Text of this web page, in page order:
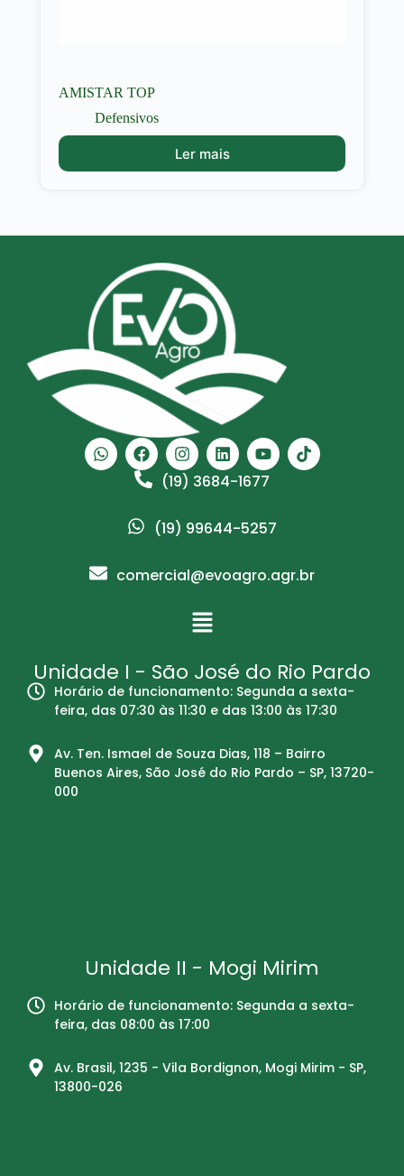
AMISTAR TOP
Defensivos
Ler mais
(19) 3684-1677
(19) 99644-5257
comercial@evoagro.agr.br
Unidade I - São José do Rio Pardo
Horário de funcionamento: Segunda a sexta-
feira, das 07:30 às 11:30 e das 13:00 às 17:30
Av. Ten. Ismael de Souza Dias, 118 – Bairro
Buenos Aires, São José do Rio Pardo – SP, 13720-
000
Unidade II - Mogi Mirim
Horário de funcionamento: Segunda a sexta-
feira, das 08:00 às 17:00
Av. Brasil, 1235 - Vila Bordignon, Mogi Mirim - SP,
13800-026